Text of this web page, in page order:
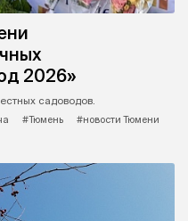
2026»
садоводов.
#Тюмень
#новости Тюмени